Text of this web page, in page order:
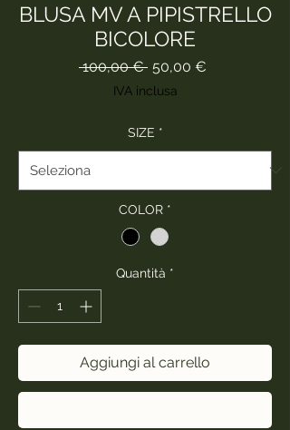
BLUSA MV A PIPISTRELLO
BICOLORE
100,00 € Prezzo
regolare
50,00 €
IVA inclusa
SIZE *
COLOR *
Quantità *
Aggiungi al carrello